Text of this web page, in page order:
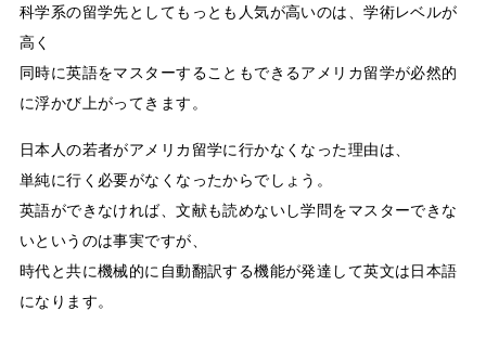
科学系の留学先としてもっとも人気が高いのは、学術レベルが
高く
同時に英語をマスターすることもできるアメリカ留学が必然的
に浮かび上がってきます。
日本人の若者がアメリカ留学に行かなくなった理由は、
単純に行く必要がなくなったからでしょう。
英語ができなければ、文献も読めないし学問をマスターできな
いというのは事実ですが、
時代と共に機械的に自動翻訳する機能が発達して英文は日本語
になります。